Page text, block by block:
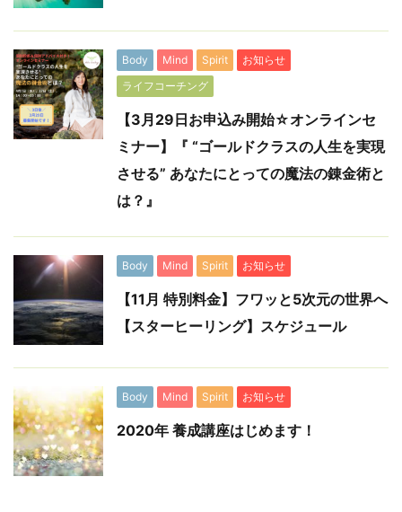
Body Mind Spirit
お知らせ
ライフコーチング
【3月29日お申込み開始☆オンラインセ
ミナー】『 “ゴールドクラスの人生を実現
させる” あなたにとっての魔法の錬金術と
は？』
Body Mind Spirit お知らせ
【11月 特別料金】フワッと5次元の世界へ
【スターヒーリング】スケジュール
Body Mind Spirit お知らせ
2020年 養成講座はじめます！